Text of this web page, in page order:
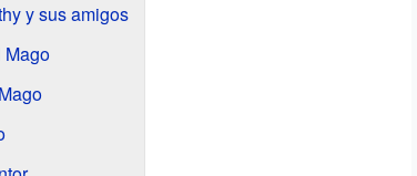
y sus amigos
Mago